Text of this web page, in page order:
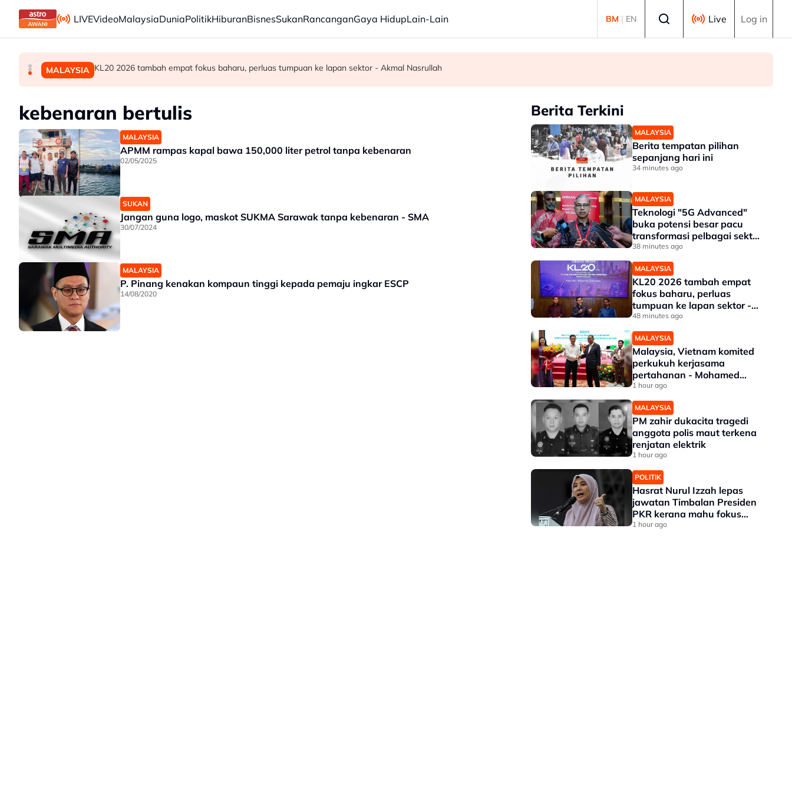
Skip to main content
LIVEVideoMalaysiaDuniaPolitikHiburanBisnesSukanRancanganGaya HidupLain-Lain BM | EN Live Log in
MALAYSIA Berita tempatan pilihan sepanjang hari ini
MALAYSIA Teknologi "5G Advanced" buka potensi besar pacu transformasi pelbagai sektor - Fahmi
MALAYSIA KL20 2026 tambah empat fokus baharu, perluas tumpuan ke lapan sektor - Akmal Nasrullah
kebenaran bertulis
MALAYSIA
APMM rampas kapal bawa 150,000 liter petrol tanpa kebenaran
02/05/2025
SUKAN
Jangan guna logo, maskot SUKMA Sarawak tanpa kebenaran - SMA
30/07/2024
MALAYSIA
P. Pinang kenakan kompaun tinggi kepada pemaju ingkar ESCP
14/08/2020
Berita Terkini
MALAYSIA
Berita tempatan pilihan
sepanjang hari ini
34 minutes ago
MALAYSIA
Teknologi "5G Advanced"
buka potensi besar pacu
transformasi pelbagai sektor
- Fahmi
38 minutes ago
MALAYSIA
KL20 2026 tambah empat
fokus baharu, perluas
tumpuan ke lapan sektor -
Akmal Nasrullah
48 minutes ago
MALAYSIA
Malaysia, Vietnam komited
perkukuh kerjasama
pertahanan - Mohamed
Khaled
1 hour ago
MALAYSIA
PM zahir dukacita tragedi
anggota polis maut terkena
renjatan elektrik
1 hour ago
POLITIK
Hasrat Nurul Izzah lepas
jawatan Timbalan Presiden
PKR kerana mahu fokus
pengajian lanjutan
1 hour ago